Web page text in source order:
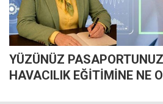
YÜZÜNÜZ
HAVACILIK EĞİTİMİNE NE